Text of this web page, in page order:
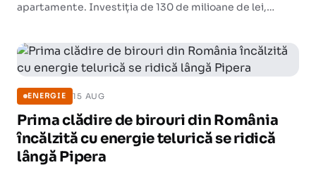
apartamente. Investiția de 130 de milioane de lei,
ENERGIE 15 AUG
Prima clădire de birouri din România
încălzită cu energie telurică se ridică
lângă Pipera